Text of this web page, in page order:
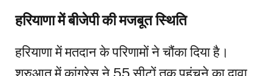
हरियाणा में बीजेपी की मजबूत स्थिति
हरियाणा में मतदान के परिणामों ने चौंका दिया है।
शुरुआत में कांग्रेस ने 55 सीटों तक पहुंचने का दावा